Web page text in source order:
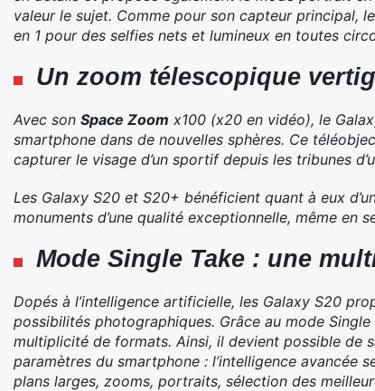
valeur le sujet. Comme pour son capteur principal,
en 1 pour des selfies nets et lumineux en toutes
Un zoom télescopique
Avec son Space Zoom x100 (x20 en vidéo), le
smartphone dans de nouvelles sphères. Ce
capturer le visage d’un sportif depuis les tribunes
Les Galaxy S20 et S20+ bénéficient quant à eux
monuments d’une qualité exceptionnelle, même en
Mode Single Take : une
Dopés à l’intelligence artificielle, les Galaxy S20
possibilités photographiques. Grâce au mode
multiplicité de formats. Ainsi, il devient possible de
paramètres du smartphone : l’intelligence avancée
plans larges, zooms, portraits, sélection des